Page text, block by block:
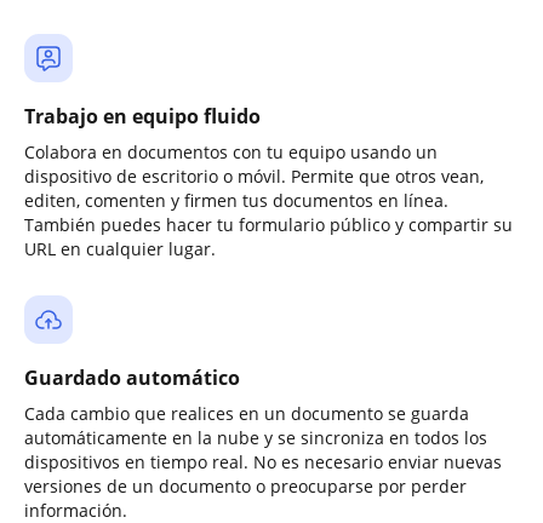
Trabajo en equipo fluido
Colabora en documentos con tu equipo usando un
dispositivo de escritorio o móvil. Permite que otros vean,
editen, comenten y firmen tus documentos en línea.
También puedes hacer tu formulario público y compartir su
URL en cualquier lugar.
Guardado automático
Cada cambio que realices en un documento se guarda
automáticamente en la nube y se sincroniza en todos los
dispositivos en tiempo real. No es necesario enviar nuevas
versiones de un documento o preocuparse por perder
información.